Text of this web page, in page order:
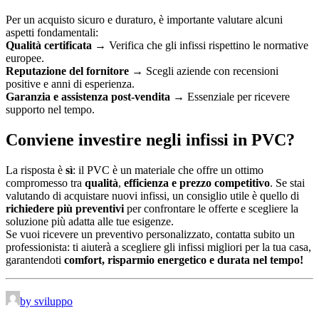
Per un acquisto sicuro e duraturo, è importante valutare alcuni
aspetti fondamentali:
Qualità certificata → Verifica che gli infissi rispettino le normative
europee.
Reputazione del fornitore → Scegli aziende con recensioni
positive e anni di esperienza.
Garanzia e assistenza post-vendita → Essenziale per ricevere
supporto nel tempo.
Conviene investire negli infissi in PVC?
La risposta è sì: il PVC è un materiale che offre un ottimo
compromesso tra qualità, efficienza e prezzo competitivo. Se stai
valutando di acquistare nuovi infissi, un consiglio utile è quello di
richiedere più preventivi per confrontare le offerte e scegliere la
soluzione più adatta alle tue esigenze.
Se vuoi ricevere un preventivo personalizzato, contatta subito un
professionista: ti aiuterà a scegliere gli infissi migliori per la tua casa,
garantendoti comfort, risparmio energetico e durata nel tempo!
by sviluppo